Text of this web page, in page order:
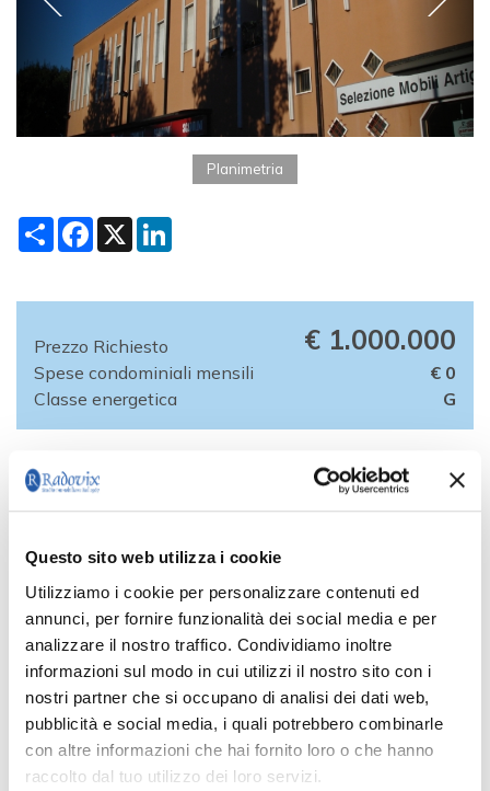
Questo sito web utilizza i cookie
Utilizziamo i cookie per personalizzare contenuti ed
annunci, per fornire funzionalità dei social media e per
analizzare il nostro traffico. Condividiamo inoltre
informazioni sul modo in cui utilizzi il nostro sito con i
nostri partner che si occupano di analisi dei dati web,
pubblicità e social media, i quali potrebbero combinarle
con altre informazioni che hai fornito loro o che hanno
raccolto dal tuo utilizzo dei loro servizi.
Planimetria
CondividiFacebook
X
Prezzo Richiesto € 1.000.000
Spese condominiali mensili
€ 0
Classe energetica
G
VENDITA – In Via Torino, di forte passaggio, ideale per attività
commerciali e di ristorazione. Proponiamo in vendita un intero
stabile composto da: - Piano terra: spazio commerciale di c.a.
5,50mt; dotato di carroponte e montacarichi; un locale uso
ufficio; vano scala con ascensore; - Piano primo: uso deposito
di c.a. 640mq con possibilità di cambio destinazione d'uso in
commerciale; Altezza 4,30mt; - Piano secondo: due
appartamenti uso abitativo per complessivi 230 mq commerciali.
- Piano seminterrato: centrale termica, catina, e locale contatori
per complessivi c.a. 80 mq - Parcheggio antistante il fabbricato
di c.a. 170 mq. - Cortile interno di c.a. 410 mq e area verde di
c.a. 345 mq. L'immobile viene venduto allo stato attuale e
necessita di essere ristrutturato. Disponibilità: Libero subito
Prezzo: 1.000.000€ APE: "G" 255.3 kWh/mq/anno Riferimento: